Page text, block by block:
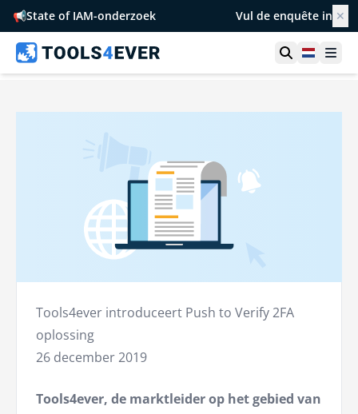
📢State of IAM-onderzoek Vul de enquête in ✕
Toon zoek
Tools4ever introduceert Push to Verify 2FA
oplossing
26 december 2019
Tools4ever, de marktleider op het gebied van